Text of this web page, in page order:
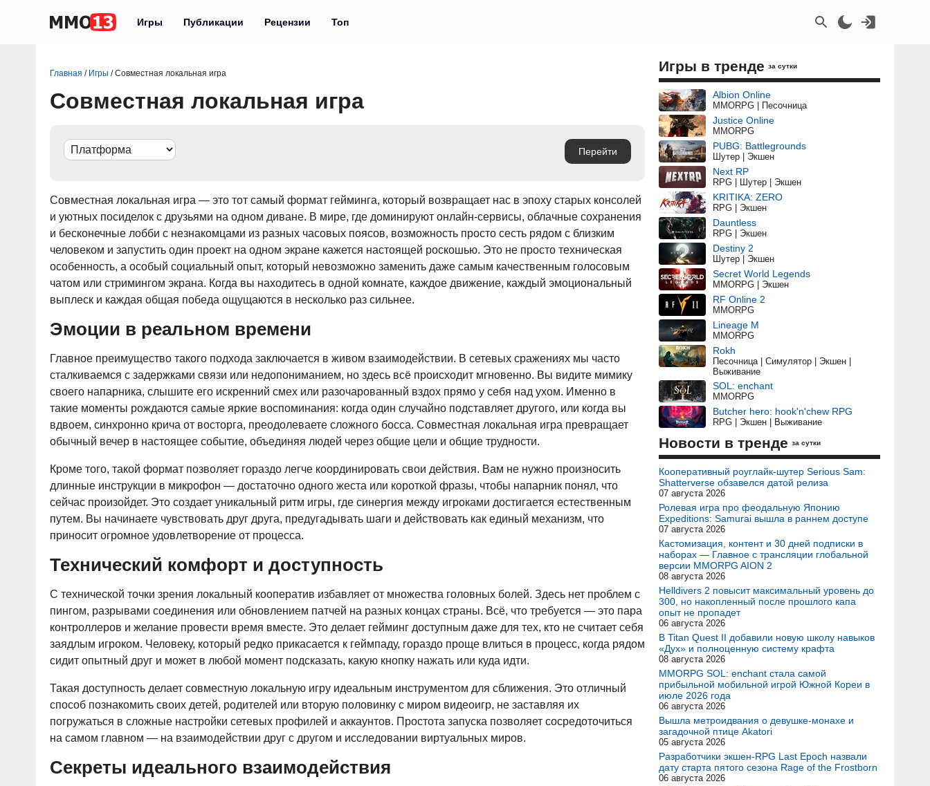
Игры Публикации Рецензии Топ
Главная / Игры /Совместная локальная игра
Совместная локальная игра
Совместная локальная игра — это тот самый формат гейминга, который возвращает нас в эпоху старых консолей
и уютных посиделок с друзьями на одном диване. В мире, где доминируют онлайн-сервисы, облачные сохранения
и бесконечные лобби с незнакомцами из разных часовых поясов, возможность просто сесть рядом с близким
человеком и запустить один проект на одном экране кажется настоящей роскошью. Это не просто техническая
особенность, а особый социальный опыт, который невозможно заменить даже самым качественным голосовым
чатом или стримингом экрана. Когда вы находитесь в одной комнате, каждое движение, каждый эмоциональный
выплеск и каждая общая победа ощущаются в несколько раз сильнее.
Эмоции в реальном времени
Главное преимущество такого подхода заключается в живом взаимодействии. В сетевых сражениях мы часто
сталкиваемся с задержками связи или недопониманием, но здесь всё происходит мгновенно. Вы видите мимику
своего напарника, слышите его искренний смех или разочарованный вздох прямо у себя над ухом. Именно в
такие моменты рождаются самые яркие воспоминания: когда один случайно подставляет другого, или когда вы
вдвоем, синхронно крича от восторга, преодолеваете сложного босса. Совместная локальная игра превращает
обычный вечер в настоящее событие, объединяя людей через общие цели и общие трудности.
Кроме того, такой формат позволяет гораздо легче координировать свои действия. Вам не нужно произносить
длинные инструкции в микрофон — достаточно одного жеста или короткой фразы, чтобы напарник понял, что
сейчас произойдет. Это создает уникальный ритм игры, где синергия между игроками достигается естественным
путем. Вы начинаете чувствовать друг друга, предугадывать шаги и действовать как единый механизм, что
приносит огромное удовлетворение от процесса.
Технический комфорт и доступность
С технической точки зрения локальный кооператив избавляет от множества головных болей. Здесь нет проблем с
пингом, разрывами соединения или обновлением патчей на разных концах страны. Всё, что требуется — это пара
контроллеров и желание провести время вместе. Это делает гейминг доступным даже для тех, кто не считает себя
заядлым игроком. Человеку, который редко прикасается к геймпаду, гораздо проще влиться в процесс, когда рядом
сидит опытный друг и может в любой момент подсказать, какую кнопку нажать или куда идти.
Такая доступность делает совместную локальную игру идеальным инструментом для сближения. Это отличный
способ познакомить своих детей, родителей или вторую половинку с миром видеоигр, не заставляя их
погружаться в сложные настройки сетевых профилей и аккаунтов. Простота запуска позволяет сосредоточиться
на самом главном — на взаимодействии друг с другом и исследовании виртуальных миров.
Секреты идеального взаимодействия
Игры в тренде за сутки
Albion Online
MMORPG | Песочница
Justice Online
MMORPG
PUBG: Battlegrounds
Шутер | Экшен
Next RP
RPG | Шутер | Экшен
KRITIKA: ZERO
RPG | Экшен
Dauntless
RPG | Экшен
Destiny 2
Шутер | Экшен
Secret World Legends
MMORPG | Экшен
RF Online 2
MMORPG
Lineage M
MMORPG
Rokh
Песочница | Симулятор | Экшен |
Выживание
SOL: enchant
MMORPG
Butcher hero: hook'n'chew RPG
RPG | Экшен | Выживание
Новости в тренде за сутки
Кооперативный роуглайк-шутер Serious Sam:
Shatterverse обзавелся датой релиза
07 августа 2026
Ролевая игра про феодальную Японию
Expeditions: Samurai вышла в раннем доступе
07 августа 2026
Кастомизация, контент и 30 дней подписки в
наборах — Главное с трансляции глобальной
версии MMORPG AION 2
08 августа 2026
Helldivers 2 повысит максимальный уровень до
300, но накопленный после прошлого капа
опыт не пропадет
06 августа 2026
В Titan Quest II добавили новую школу навыков
«Дух» и полноценную систему крафта
08 августа 2026
MMORPG SOL: enchant стала самой
прибыльной мобильной игрой Южной Кореи в
июле 2026 года
06 августа 2026
Вышла метроидвания о девушке-монахе и
загадочной птице Akatori
05 августа 2026
Разработчики экшен-RPG Last Epoch назвали
дату старта пятого сезона Rage of the Frostborn
06 августа 2026